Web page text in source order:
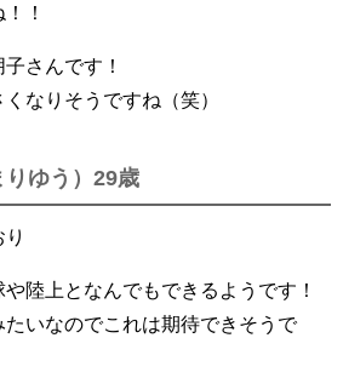
！
さんです！
なりそうですね（笑）
りゆう）29歳
陸上となんでもできるようです！
いなのでこれは期待できそうで